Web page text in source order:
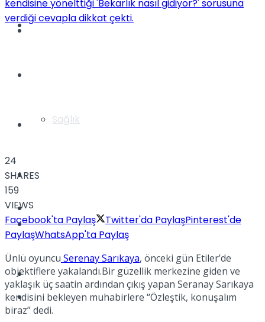
Sağlık
TV
Kadınca
Dünya
Müzik
Sinema
Tatil
Spor
24
SHARES
159
VIEWS
Facebook'ta Paylaş
Twitter'da PaylaşPinterest'de
PaylaşWhatsApp'ta Paylaş
Ünlü oyuncu Serenay Sarıkaya, önceki gün Etiler’de
objektiflere yakalandı.Bir güzellik merkezine giden ve
yaklaşık üç saatin ardından çıkış yapan Seranay Sarıkaya
kendisini bekleyen muhabirlere “Özleştik, konuşalım
biraz” dedi.